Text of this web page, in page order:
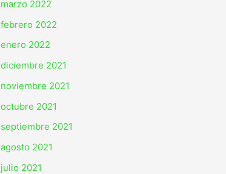
marzo 2022
febrero 2022
enero 2022
diciembre 2021
noviembre 2021
octubre 2021
septiembre 2021
agosto 2021
julio 2021